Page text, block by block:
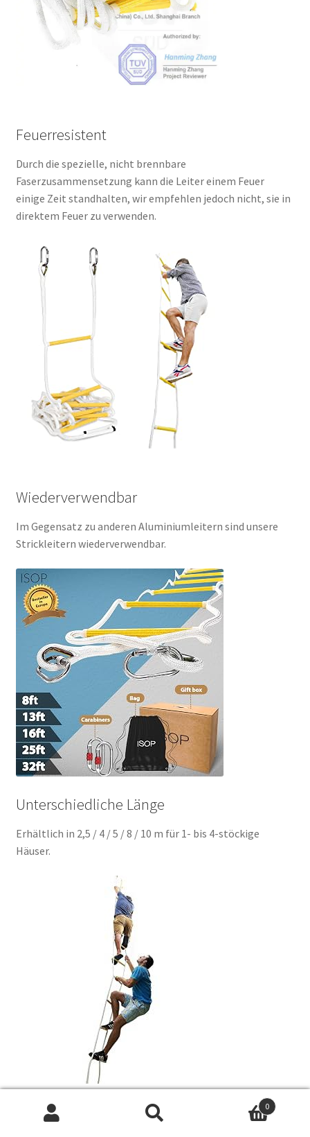
Feuerresistent
Durch die spezielle, nicht brennbare
Faserzusammensetzung kann die Leiter einem Feuer
einige Zeit standhalten, wir empfehlen jedoch nicht, sie in
direktem Feuer zu verwenden.
Wiederverwendbar
Im Gegensatz zu anderen Aluminiumleitern sind unsere
Strickleitern wiederverwendbar.
Unterschiedliche Länge
Erhältlich in 2,5 / 4 / 5 / 8 / 10 m für 1- bis 4-stöckige
Häuser.
Es gibt weitere Strickleiter-Angebote, die unserem ähneln.
0